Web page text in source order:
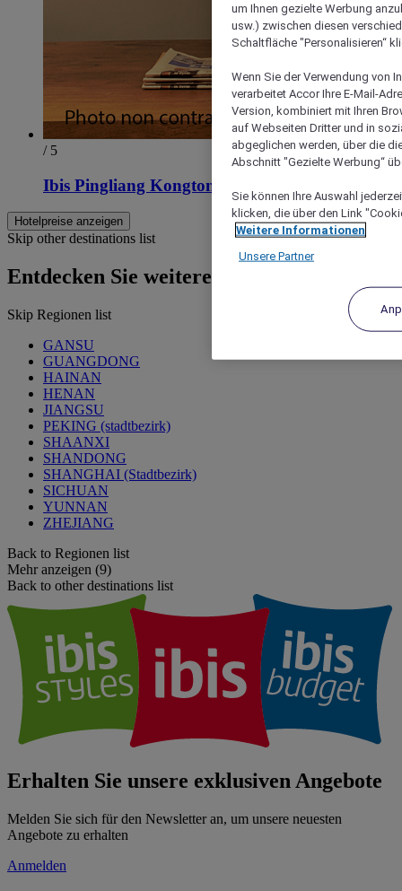
/ 5
Ibis Pingliang Kongtong West road Hotel
Hotelpreise anzeigen
Skip other destinations list
Entdecken Sie weitere Hotels
Skip Regionen list
GANSU
GUANGDONG
HAINAN
HENAN
JIANGSU
PEKING (stadtbezirk)
SHAANXI
SHANDONG
SHANGHAI (Stadtbezirk)
SICHUAN
YUNNAN
ZHEJIANG
Back to Regionen list
Mehr anzeigen (9)
Back to other destinations list
Erhalten Sie unsere exklusiven Angebote
Melden Sie sich für den Newsletter an, um unsere neuesten
Angebote zu erhalten
Anmelden
um Ihnen gezielte Werbung
usw.) zwischen diesen
Schaltfläche "Personalisieren“
Wenn Sie der Verwendung von
verarbeitet Accor Ihre E-Mail-
Version, kombiniert mit Ihren
auf Webseiten Dritter und in
abgeglichen werden, über die
Abschnitt "Gezielte Werbung“
Sie können Ihre Auswahl
klicken, die über den Link
Weitere Informationen
Unsere Partner